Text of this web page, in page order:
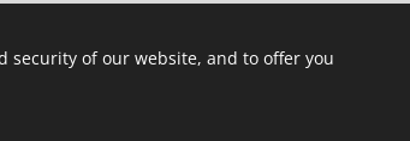
security of our website, and to offer you